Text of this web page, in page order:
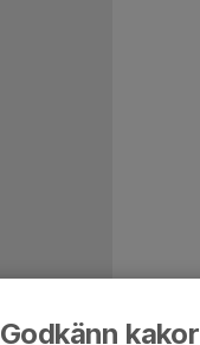
Godkänn kakor